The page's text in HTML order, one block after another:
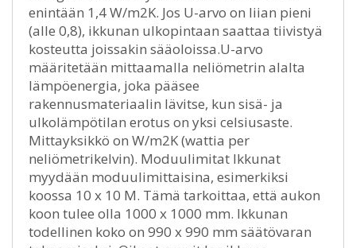
enintään 1,4 W/m2K. Jos U-arvo on liian pieni
(alle 0,8), ikkunan ulkopintaan saattaa tiivistyä
kosteutta joissakin sääoloissa.U-arvo
määritetään mittaamalla neliömetrin alalta
lämpöenergia, joka pääsee
rakennusmateriaalin lävitse, kun sisä- ja
ulkolämpötilan erotus on yksi celsiusaste.
Mittayksikkö on W/m2K (wattia per
neliömetrikelvin). Moduulimitat Ikkunat
myydään moduulimittaisina, esimerkiksi
koossa 10 x 10 M. Tämä tarkoittaa, että aukon
koon tulee olla 1000 x 1000 mm. Ikkunan
todellinen koko on 990 x 990 mm säätövaran